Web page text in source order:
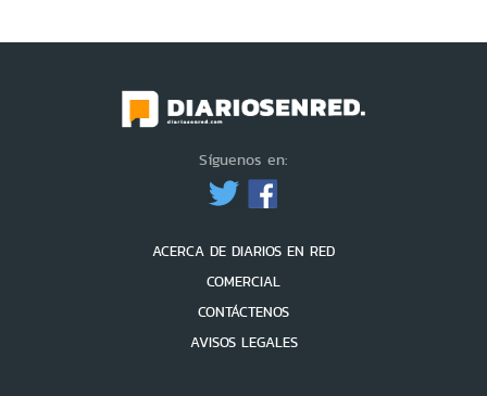
Síguenos en:
ACERCA DE DIARIOS EN RED
COMERCIAL
CONTÁCTENOS
AVISOS LEGALES